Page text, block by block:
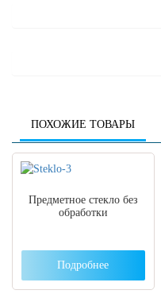
ПОХОЖИЕ ТОВАРЫ
Предметное стекло без
обработки
Подробнее